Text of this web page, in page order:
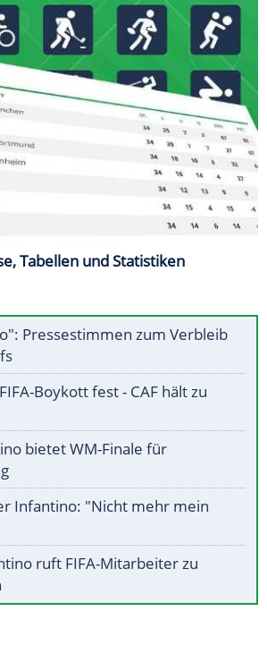
Tabellen und Statistiken
Pressestimmen zum Verbleib
Boykott fest - CAF hält zu
bietet WM-Finale für
Infantino: "Nicht mehr mein
ruft FIFA-Mitarbeiter zu